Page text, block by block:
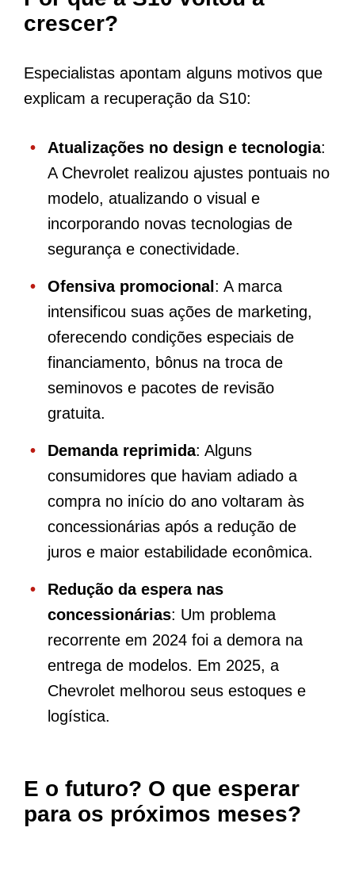
crescer?
Especialistas apontam alguns motivos que
explicam a recuperação da S10:
Atualizações no design e tecnologia:
A Chevrolet realizou ajustes pontuais no
modelo, atualizando o visual e
incorporando novas tecnologias de
segurança e conectividade.
Ofensiva promocional : A marca
intensificou suas ações de marketing,
oferecendo condições especiais de
financiamento, bônus na troca de
seminovos e pacotes de revisão
gratuita.
Demanda reprimida: Alguns
consumidores que haviam adiado a
compra no início do ano voltaram às
concessionárias após a redução de
juros e maior estabilidade econômica.
Redução da espera nas
concessionárias: Um problema
recorrente em 2024 foi a demora na
entrega de modelos. Em 2025, a
Chevrolet melhorou seus estoques e
logística.
E o futuro? O que esperar
para os próximos meses?